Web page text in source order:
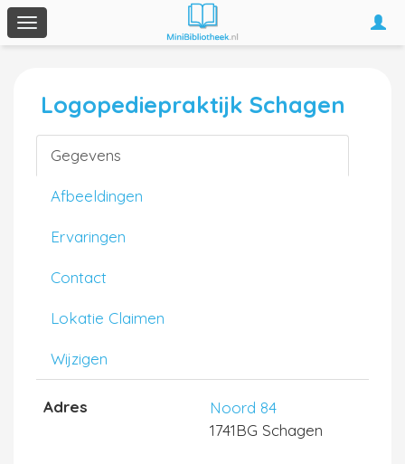
Toggle
navigation
Logopediepraktijk Schagen
Gegevens
Afbeeldingen
Ervaringen
Contact
Lokatie Claimen
Wijzigen
Adres
Noord 84
1741BG Schagen